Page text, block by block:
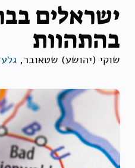
ישראלים
בהתהוות
שוקי (יהושע) שטאובר,